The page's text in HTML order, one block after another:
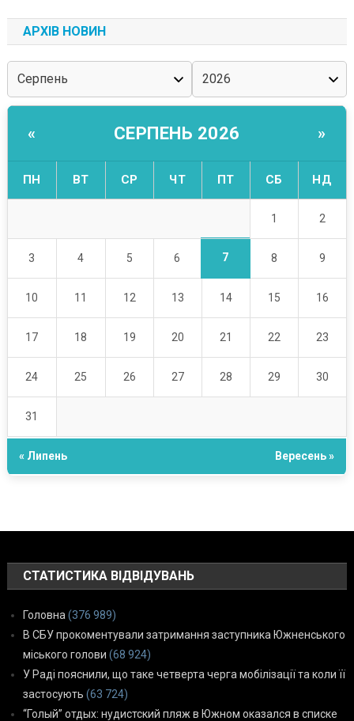
АРХІВ НОВИН
« СЕРПЕНЬ 2026 »
ПН ВТ СР ЧТ ПТ СБ НД
1 2
3 4 5 6 7 8 9
10 11 12 13 14 15 16
17 18 19 20 21 22 23
24 25 26 27 28 29 30
31
« Липень Вересень »
СТАТИСТИКА ВІДВІДУВАНЬ
Головна (376 989)
В СБУ прокоментували затримання заступника Южненського
міського голови (68 924)
У Раді пояснили, що таке четверта черга мобілізації та коли її
застосують (63 724)
“Голый” отдых: нудистский пляж в Южном оказался в списке